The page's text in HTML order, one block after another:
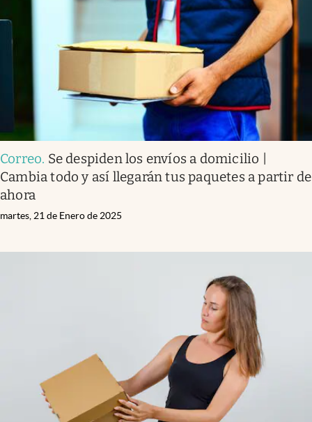
Correo. Se despiden los envíos a domicilio |
Cambia todo y así llegarán tus paquetes a partir de
ahora
martes, 21 de Enero de 2025